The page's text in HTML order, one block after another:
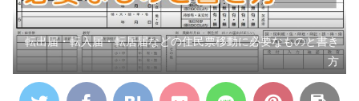
転出届・転入届・転居届などの住民票移動に必要なものと書き
方